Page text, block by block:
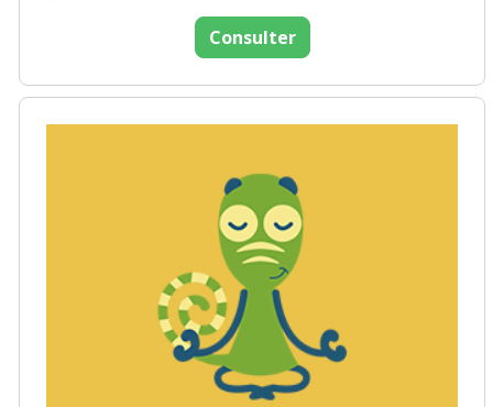
Consulter